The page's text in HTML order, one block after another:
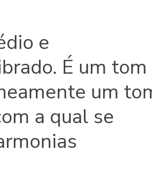
e
É um tom
um
a qual se